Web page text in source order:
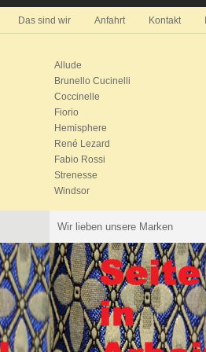
Das sind wir Anfahrt Kontakt
Allude
Brunello Cucinelli
Coccinelle
Fiorio
Hemisphere
René Lezard
Fabio Rossi
Strenesse
Windsor
Wir lieben unsere Marken